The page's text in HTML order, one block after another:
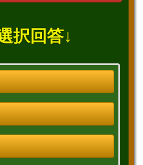
択回答↓